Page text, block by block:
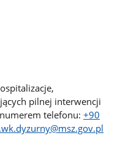
pilnej interwencji
telefonu:+90